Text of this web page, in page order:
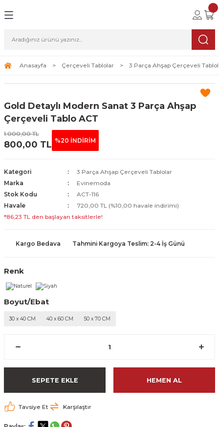
Tablolar
Tablolar
Sanat
Anasayfa Çerçeveli Tablolar 3 Parça Ahşap Çerçeveli
Gold Detaylı Modern Sanat 3 Parça Ahşap
Çerçeveli Tablo ACT
1.000,00 TL
800,00 TL %20 İNDİRİM
Kategori
3 Parça Ahşap Çerçeveli Tablolar
Marka
Evinemoda
Stok Kodu
ACT-116
Havale
720,00 TL (%10,00 havale indirimi)
*86,23 TL den başlayan taksitlerle!
Kargo Bedava Tahmini Kargoya Teslim: 2-4 İş Günü
Renk
Boyut/Ebat
30 x 40 CM 40 x 60 CM 50 x 70 CM
SEPETE EKLE HEMEN AL
Tavsiye Et Karşılaştır